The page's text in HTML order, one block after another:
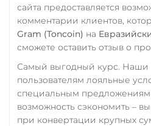
сайта предоставляется
комментарии клиентов,
Gram (Toncoin) на
сможете оставить отзыв о
Самый выгодный курс. Наши
пользователям лояльные
специальным предложениям
возможность сэкономить –
при конвертации крупных